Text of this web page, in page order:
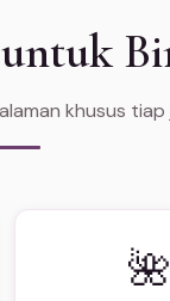
untuk
khusus
🌺